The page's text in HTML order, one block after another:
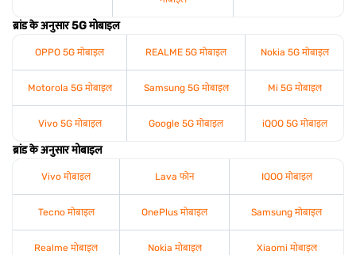
ब्रांड के अनुसार 5G मोबाइल
OPPO 5G मोबाइल REALME 5G मोबाइल Nokia 5G मोबाइल
Motorola 5G मोबाइल Samsung 5G मोबाइल Mi 5G मोबाइल
Vivo 5G मोबाइल Google 5G मोबाइल iQOO 5G मोबाइल
ब्रांड के अनुसार मोबाइल
Vivo मोबाइल Lava फोन IQOO मोबाइल
Tecno मोबाइल OnePlus मोबाइल Samsung मोबाइल
Realme मोबाइल Nokia मोबाइल Xiaomi मोबाइल